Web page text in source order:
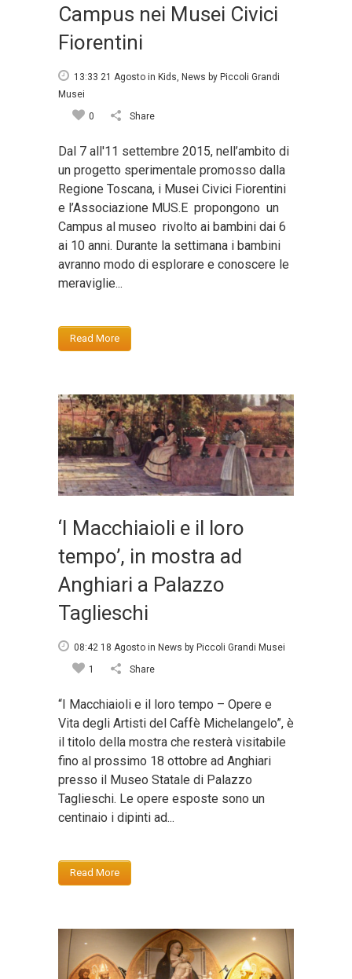
Campus nei Musei Civici
Fiorentini
13:33 21 Agosto in Kids News by Piccoli Grandi
Musei
0
Share
Dal 7 all'11 settembre 2015, nell’ambito di
un progetto sperimentale promosso dalla
Regione Toscana, i Musei Civici Fiorentini
e l’Associazione MUS.E propongono un
Campus al museo rivolto ai bambini dai 6
ai 10 anni. Durante la settimana i bambini
avranno modo di esplorare e conoscere le
meraviglie...
Read More
‘I Macchiaioli e il loro
tempo’, in mostra ad
Anghiari a Palazzo
Taglieschi
08:42 18 Agosto in News by Piccoli Grandi Musei
1
Share
“I Macchiaioli e il loro tempo – Opere e
Vita degli Artisti del Caffè Michelangelo”, è
il titolo della mostra che resterà visitabile
fino al prossimo 18 ottobre ad Anghiari
presso il Museo Statale di Palazzo
Taglieschi. Le opere esposte sono un
centinaio i dipinti ad...
Read More